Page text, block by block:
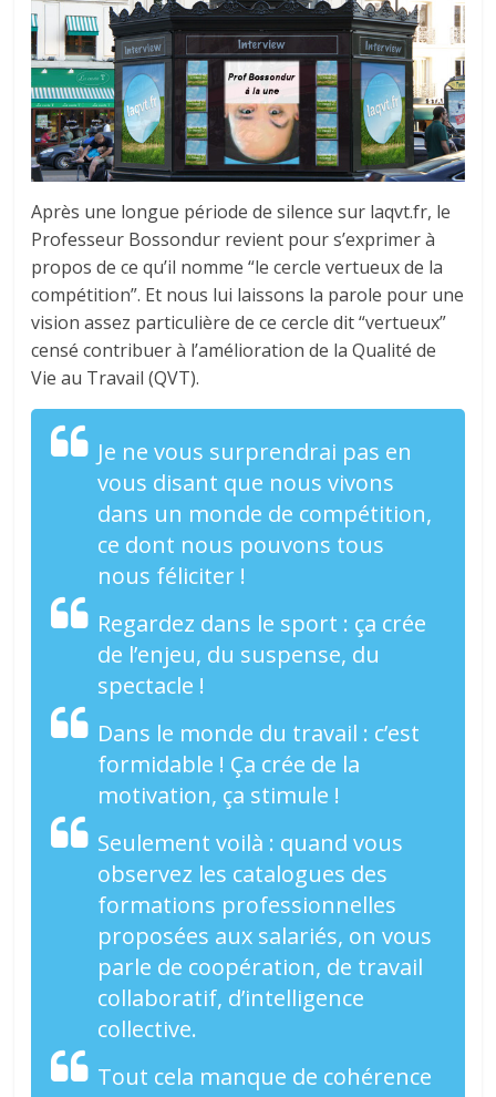
Après une longue période de silence sur laqvt.fr, le
Professeur Bossondur revient pour s’exprimer à
propos de ce qu’il nomme “le cercle vertueux de la
compétition”. Et nous lui laissons la parole pour une
vision assez particulière de ce cercle dit “vertueux”
censé contribuer à l’amélioration de la Qualité de
Vie au Travail (QVT).
Je ne vous surprendrai pas en
vous disant que nous vivons
dans un monde de compétition,
ce dont nous pouvons tous
nous féliciter !
Regardez dans le sport : ça crée
de l’enjeu, du suspense, du
spectacle !
Dans le monde du travail : c’est
formidable ! Ça crée de la
motivation, ça stimule !
Seulement voilà : quand vous
observez les catalogues des
formations professionnelles
proposées aux salariés, on vous
parle de coopération, de travail
collaboratif, d’intelligence
collective.
Tout cela manque de cohérence